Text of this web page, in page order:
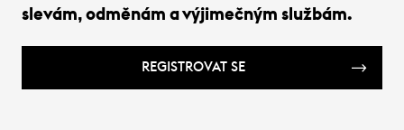
slevám, odměnám a výjimečným službám.
REGISTROVAT SE